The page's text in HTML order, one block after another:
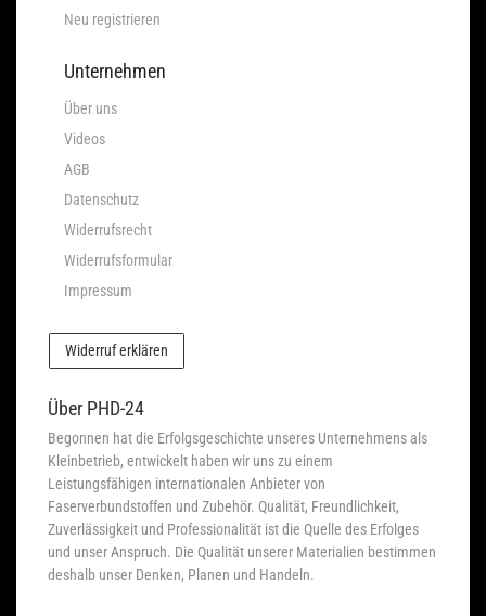
Neu registrieren
Unternehmen
Über uns
Videos
AGB
Datenschutz
Widerrufsrecht
Widerrufsformular
Impressum
Widerruf erklären
Über PHD-24
Begonnen hat die Erfolgsgeschichte unseres Unternehmens als
Kleinbetrieb, entwickelt haben wir uns zu einem
Leistungsfähigen internationalen Anbieter von
Faserverbundstoffen und Zubehör. Qualität, Freundlichkeit,
Zuverlässigkeit und Professionalität ist die Quelle des Erfolges
und unser Anspruch. Die Qualität unserer Materialien bestimmen
deshalb unser Denken, Planen und Handeln.